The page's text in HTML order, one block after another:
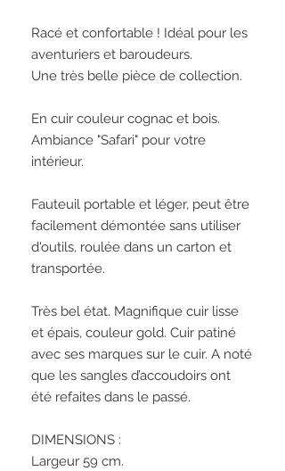
Racé et confortable ! Idéal pour les
aventuriers et baroudeurs.
Une très belle pièce de collection.
En cuir couleur cognac et bois.
Ambiance "Safari" pour votre
intérieur.
Fauteuil portable et léger, peut être
facilement démontée sans utiliser
d'outils, roulée dans un carton et
transportée.
Très bel état. Magnifique cuir lisse
et épais, couleur gold. Cuir patiné
avec ses marques sur le cuir. A noté
que les sangles d’accoudoirs ont
été refaites dans le passé.
DIMENSIONS :
Largeur 59 cm.